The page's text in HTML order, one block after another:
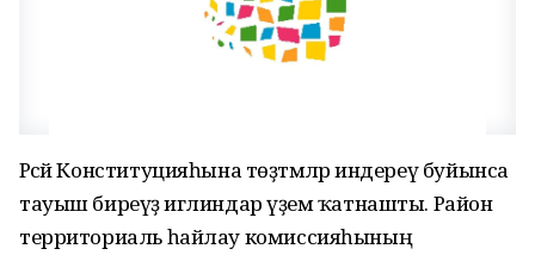
Рәсәй Конституцияһына төҙәтмәләр индереү буйынса
тауыш биреүҙә иглиндар әүҙем ҡатнашты. Район
территориаль һайлау комиссияһының